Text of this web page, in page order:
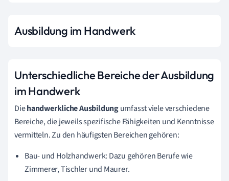
Ausbildung im Handwerk
Unterschiedliche Bereiche der Ausbildung
im Handwerk
Diehandwerkliche Ausbildungumfasst viele verschiedene
Bereiche, die jeweils spezifische Fähigkeiten und Kenntnisse
vermitteln. Zu den häufigsten Bereichen gehören:
Bau- und Holzhandwerk: Dazu gehören Berufe wie
Zimmerer, Tischler und Maurer.